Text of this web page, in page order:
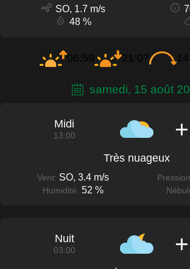
SO, 1.7 m/s
48 %
06:59 21:07
samedi, 15 août
Midi
13:00
Très nuageux
Vent: SO, 3.4 m/s
Humidité: 52 %
Nuit
03:00